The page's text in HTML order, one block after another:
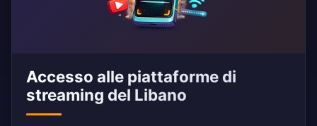
Accesso alle piattaforme di
streaming del Libano